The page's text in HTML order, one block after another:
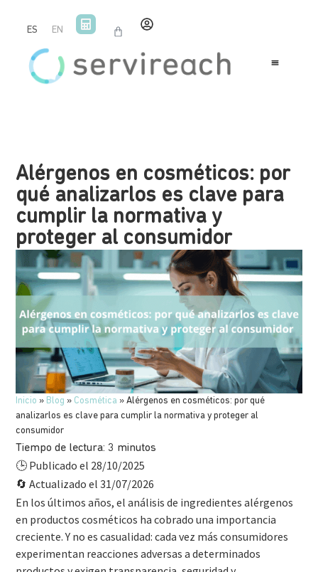
ES EN
Alérgenos en cosméticos: por
qué analizarlos es clave para
cumplir la normativa y
proteger al consumidor
Inicio » Blog » Cosmética »Alérgenos en cosméticos: por qué
analizarlos es clave para cumplir la normativa y proteger al
consumidor
Tiempo de lectura: 3 minutos
🕒 Publicado el 28/10/2025
🔄 Actualizado el 31/07/2026
En los últimos años, el análisis de ingredientes alérgenos
en productos cosméticos ha cobrado una importancia
creciente. Y no es casualidad: cada vez más consumidores
experimentan reacciones adversas a determinados